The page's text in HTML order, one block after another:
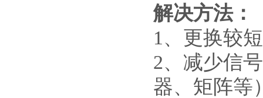
解决方法：
1 、更换较
2、减少信
器、矩阵等